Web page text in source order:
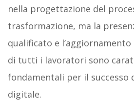
nella progettazione del
trasformazione, ma la
qualificato e
di tutti i lavoratori sono
fondamentali per il successo
digitale.